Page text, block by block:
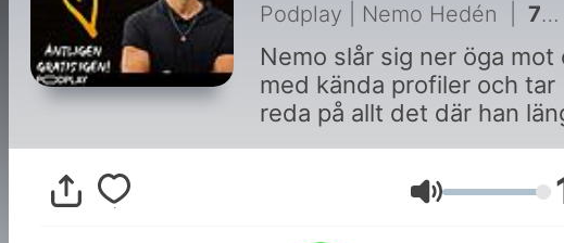
Podplay | Nemo Hedén 752 - Tidigare låst avsnitt – Medina
Nemo slår sig ner öga mot
med kända profiler och tar
reda på allt det där han
lära känna människan
Volym